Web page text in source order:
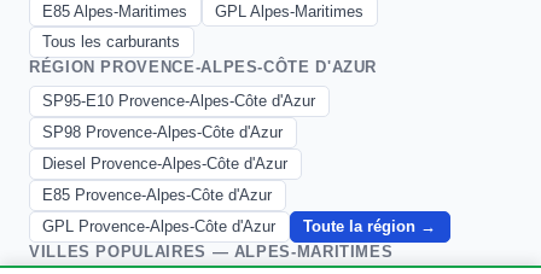
E85 Alpes-Maritimes
GPL Alpes-Maritimes
Tous les carburants
RÉGION PROVENCE-ALPES-CÔTE D'AZUR
SP95-E10 Provence-Alpes-Côte d'Azur
SP98 Provence-Alpes-Côte d'Azur
Diesel Provence-Alpes-Côte d'Azur
E85 Provence-Alpes-Côte d'Azur
GPL Provence-Alpes-Côte d'Azur
Toute la région →
VILLES POPULAIRES — ALPES-MARITIMES